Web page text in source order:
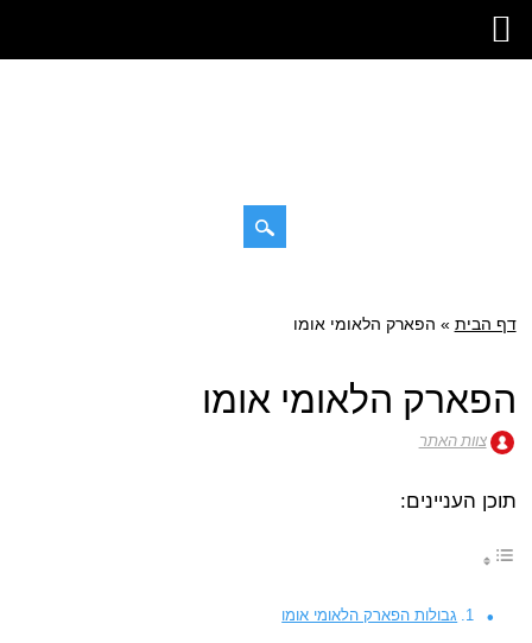
לתוכן
דף הבית » הפארק הלאומי אומו
הפארק הלאומי אומו
צוות האתר
תוכן העניינים:
גבולות הפארק הלאומי אומו